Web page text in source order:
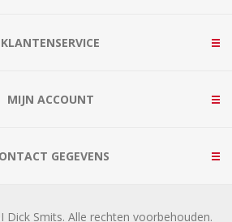
KLANTENSERVICE
MIJN ACCOUNT
GEGEVENS
Dick Smits. Alle rechten voorbehouden.